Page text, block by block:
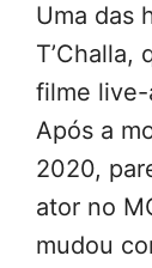
Uma das
T’Challa,
filme live-
Após a
2020,
ator no
mudou